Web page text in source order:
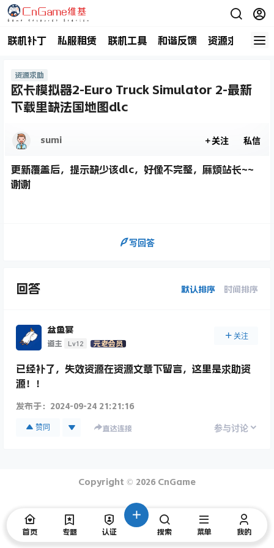
联机补丁 私服租赁 联机工具 和谐反馈 资源求助 商
资源求助
欧卡模拟器2-Euro Truck Simulator 2-最新
下载里缺法国地图dlc
sumi 关注 私信
更新覆盖后，提示缺少该dlc，好像不完整，麻烦站长~~
谢谢
写回答
回答 默认排序 时间排序
盆鱼宴
道主 Lv12 元老会员
关注
已经补了，失效资源在资源文章下留言，这里是求助资
源！！
发布于： 2024-09-24 21:21:16
赞同 直达连接 参与讨论
Copyright © 2026 CnGame
首页 专题 认证 搜索 菜单 我的